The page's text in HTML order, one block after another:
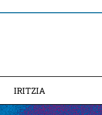
IRITZIA